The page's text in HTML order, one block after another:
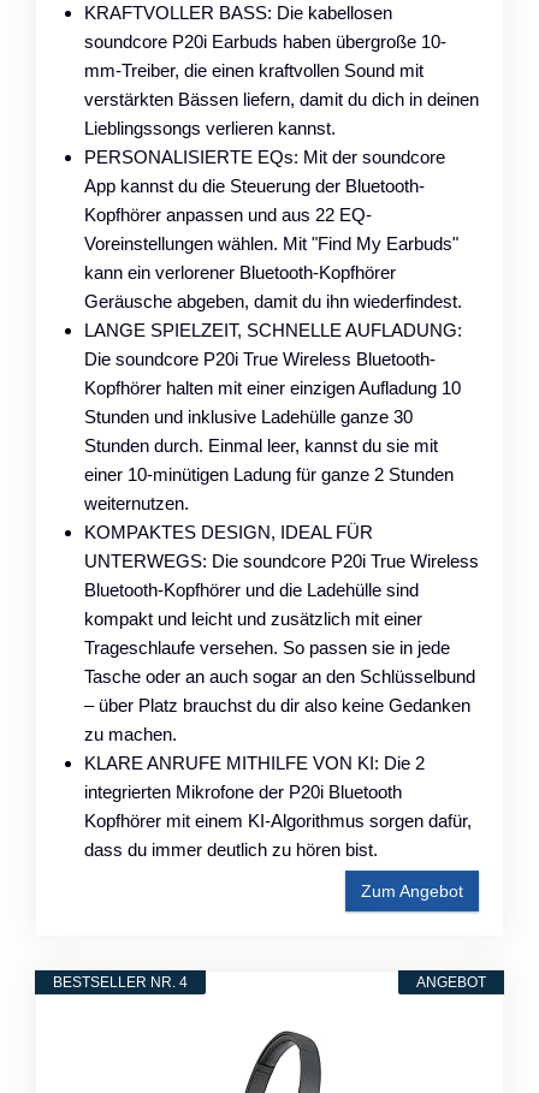
KRAFTVOLLER BASS: Die kabellosen
soundcore P20i Earbuds haben übergroße 10-
mm-Treiber, die einen kraftvollen Sound mit
verstärkten Bässen liefern, damit du dich in deinen
Lieblingssongs verlieren kannst.
PERSONALISIERTE EQs: Mit der soundcore
App kannst du die Steuerung der Bluetooth-
Kopfhörer anpassen und aus 22 EQ-
Voreinstellungen wählen. Mit "Find My Earbuds"
kann ein verlorener Bluetooth-Kopfhörer
Geräusche abgeben, damit du ihn wiederfindest.
LANGE SPIELZEIT, SCHNELLE AUFLADUNG:
Die soundcore P20i True Wireless Bluetooth-
Kopfhörer halten mit einer einzigen Aufladung 10
Stunden und inklusive Ladehülle ganze 30
Stunden durch. Einmal leer, kannst du sie mit
einer 10-minütigen Ladung für ganze 2 Stunden
weiternutzen.
KOMPAKTES DESIGN, IDEAL FÜR
UNTERWEGS: Die soundcore P20i True Wireless
Bluetooth-Kopfhörer und die Ladehülle sind
kompakt und leicht und zusätzlich mit einer
Trageschlaufe versehen. So passen sie in jede
Tasche oder an auch sogar an den Schlüsselbund
– über Platz brauchst du dir also keine Gedanken
zu machen.
KLARE ANRUFE MITHILFE VON KI: Die 2
integrierten Mikrofone der P20i Bluetooth
Kopfhörer mit einem KI-Algorithmus sorgen dafür,
dass du immer deutlich zu hören bist.
Zum Angebot
ANGEBOT
BESTSELLER NR. 4